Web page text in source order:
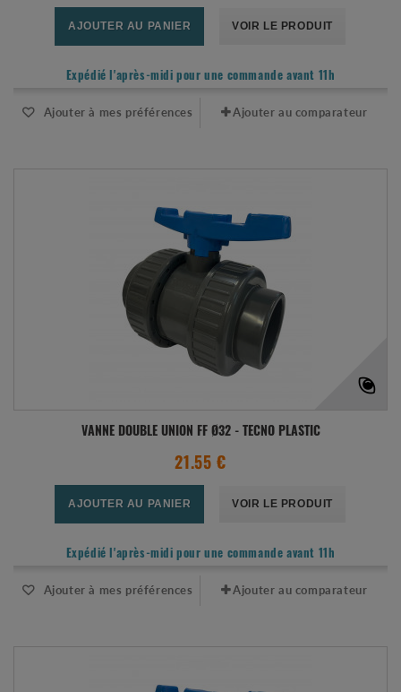
AJOUTER AU PANIER VOIR LE PRODUIT
Expédié l'après-midi pour une commande avant 11h
Ajouter à mes préférences Ajouter au comparateur
VANNE DOUBLE UNION FF Ø32 - TECNO PLASTIC
21.55 €
AJOUTER AU PANIER VOIR LE PRODUIT
Expédié l'après-midi pour une commande avant 11h
Ajouter à mes préférences Ajouter au comparateur